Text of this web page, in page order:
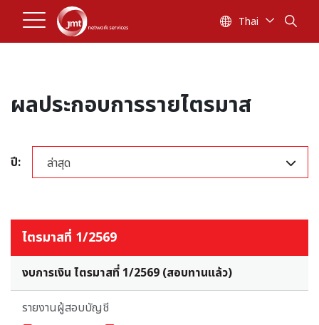
Thai
ผลประกอบการรายไตรมาส
ปี: ล่าสุด
ไตรมาสที่ 1/2569
งบการเงิน ไตรมาสที่ 1/2569 (สอบทานแล้ว)
รายงานผู้สอบบัญชี